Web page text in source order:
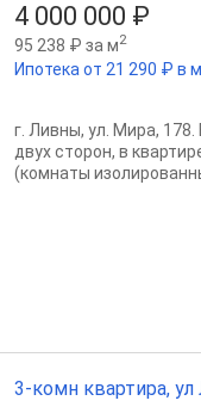
4 000 000 ₽
95 238 ₽ за м2
Ипотека от 21 290 ₽ в
г. Ливны, ул. Мира,
двух сторон, в
(комнаты
3-комн квартира, ул